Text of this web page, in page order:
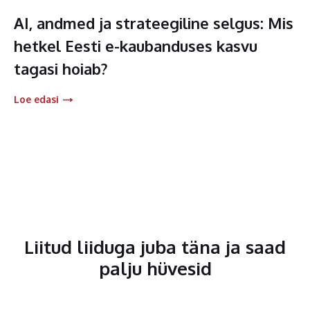
AI, andmed ja strateegiline selgus: Mis
hetkel Eesti e-kaubanduses kasvu
tagasi hoiab?
Loe edasi
Liitud liiduga juba täna ja saad
palju hüvesid